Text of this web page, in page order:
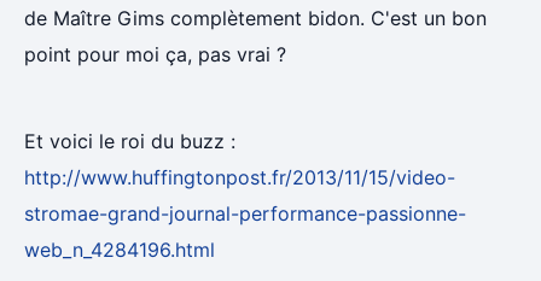
de Maître Gims complètement bidon. C'est un bon
point pour moi ça, pas vrai ?
Et voici le roi du buzz :
http://www.huffingtonpost.fr/2013/11/15/video-
stromae-grand-journal-performance-passionne-
web_n_4284196.html